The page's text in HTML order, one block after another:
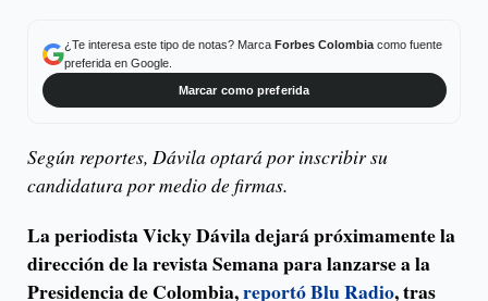
¿Te interesa este tipo de notas? Marca Forbes Colombiacomo fuente
preferida en Google.
Marcar como preferida
Según reportes, Dávila optará por inscribir su
candidatura por medio de firmas.
La periodista Vicky Dávila dejará próximamente la
dirección de la revista Semana para lanzarse a la
Presidencia de Colombia,reportó Blu Radio, tras